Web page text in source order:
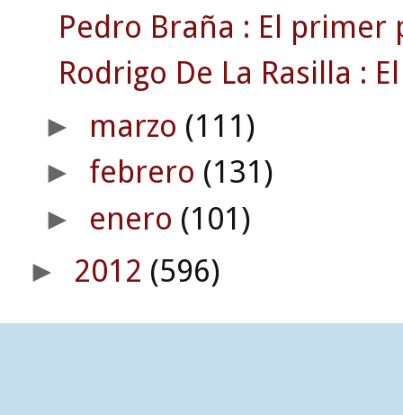
Pedro Braña : El
Rodrigo De La Rasilla :
► marzo (111)
► febrero (131)
► enero (101)
► 2012 (596)